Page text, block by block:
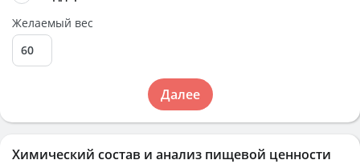
Химический состав и анализ пищевой ценности
Желаемый вес
Далее